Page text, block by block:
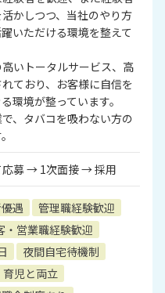
かしつつ、当社のやり方
いただける環境を整えて
いトータルサービス、高
ており、お客様に自信を
環境が整っています。
、タバコを吸わない方の
応募 → 1次面接 → 採用
遇
管理職経験歓迎
・営業職経験歓迎
夜間自宅待機制
育児と両立